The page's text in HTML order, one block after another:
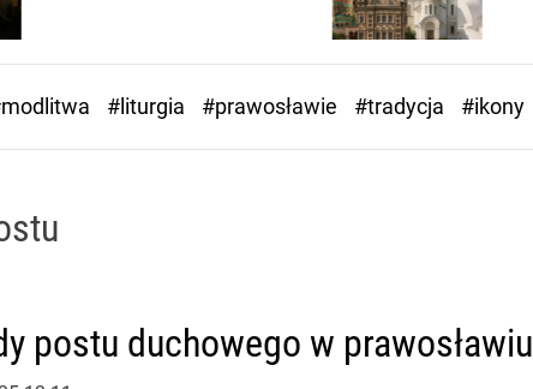
#liturgia #prawosławie #tradycja #ikony
postu duchowego w prawosławiu